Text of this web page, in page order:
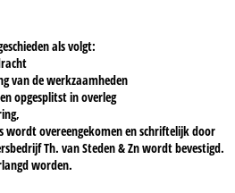
als volgt:
van de werkzaamheden
opgesplitst in overleg
overeengekomen en schriftelijk door
Th. van Steden & Zn wordt bevestigd.
worden.